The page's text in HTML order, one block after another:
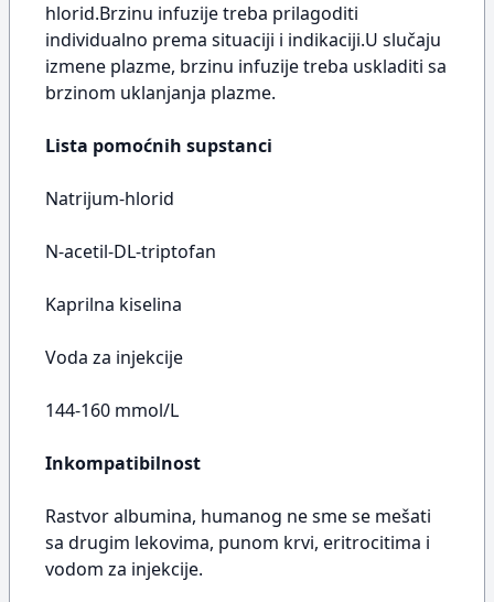
hlorid.Brzinu infuzije treba prilagoditi
individualno prema situaciji i indikaciji.U slučaju
izmene plazme, brzinu infuzije treba uskladiti sa
brzinom uklanjanja plazme.
Lista pomoćnih supstanci
Natrijum-hlorid
N-acetil-DL-triptofan
Kaprilna kiselina
Voda za injekcije
144-160 mmol/L
Inkompatibilnost
Rastvor albumina, humanog ne sme se mešati
sa drugim lekovima, punom krvi, eritrocitima i
vodom za injekcije.